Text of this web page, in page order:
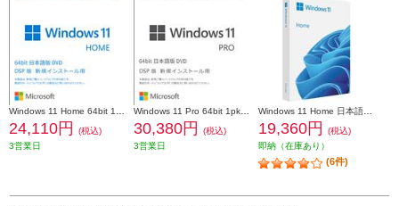
24,110円
(税込)
3営業日
30,380円
(税込)
3営業日
19,360円
(税込)
即納（在庫あり）
(6件)